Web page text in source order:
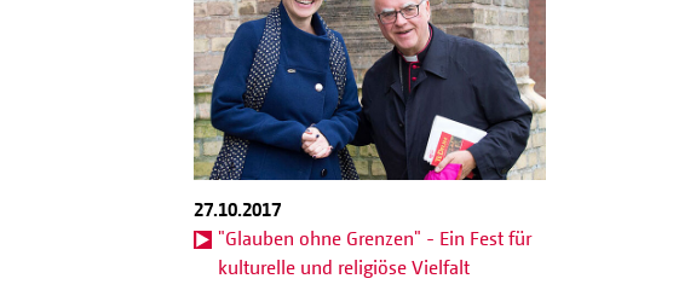
27.10.2017
"Glauben ohne Grenzen" - Ein Fest für
kulturelle und religiöse Vielfalt